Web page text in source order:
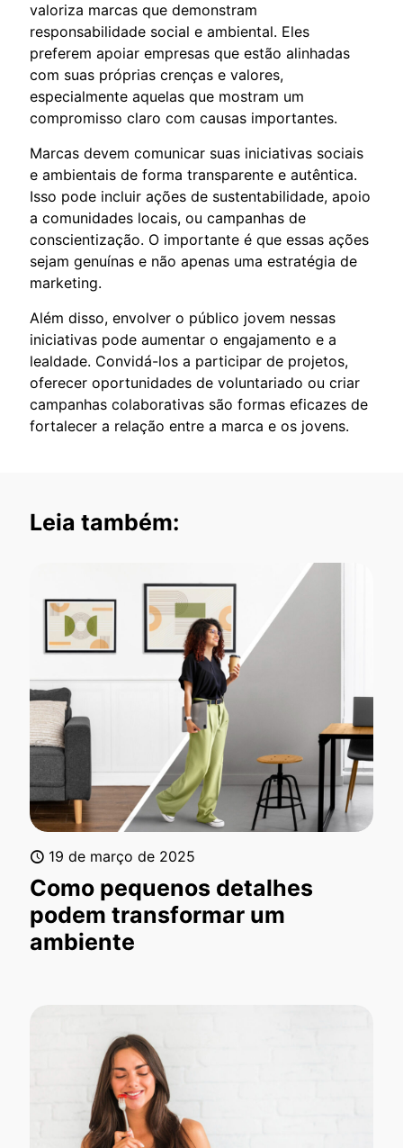
valoriza marcas que demonstram
responsabilidade social e ambiental. Eles
preferem apoiar empresas que estão alinhadas
com suas próprias crenças e valores,
especialmente aquelas que mostram um
compromisso claro com causas importantes.
Marcas devem comunicar suas iniciativas sociais
e ambientais de forma transparente e autêntica.
Isso pode incluir ações de sustentabilidade, apoio
a comunidades locais, ou campanhas de
conscientização. O importante é que essas ações
sejam genuínas e não apenas uma estratégia de
marketing.
Além disso, envolver o público jovem nessas
iniciativas pode aumentar o engajamento e a
lealdade. Convidá-los a participar de projetos,
oferecer oportunidades de voluntariado ou criar
campanhas colaborativas são formas eficazes de
fortalecer a relação entre a marca e os jovens.
Leia também:
19 de março de 2025
Como pequenos detalhes
podem transformar um
ambiente